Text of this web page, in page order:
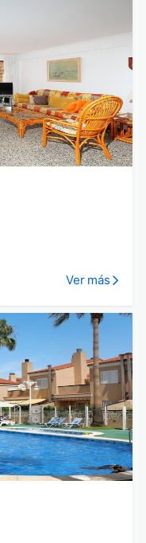
Ver más